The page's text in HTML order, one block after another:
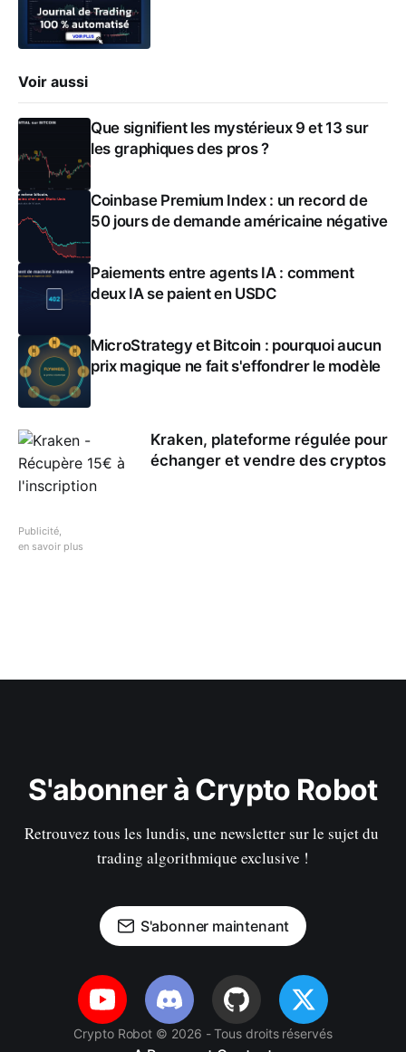
Voir aussi
Que signifient les mystérieux 9 et 13 sur
les graphiques des pros ?
Coinbase Premium Index : un record de
50 jours de demande américaine négative
Paiements entre agents IA : comment
deux IA se paient en USDC
MicroStrategy et Bitcoin : pourquoi aucun
prix magique ne fait s'effondrer le modèle
Kraken, plateforme régulée pour
échanger et vendre des cryptos
Publicité,
en savoir plus
S'abonner à Crypto Robot
Retrouvez tous les lundis, une newsletter sur le sujet du
trading algorithmique exclusive !
S'abonner maintenant
Crypto Robot © 2026 - Tous droits réservés